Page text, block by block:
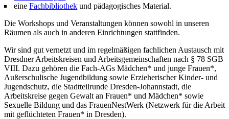
eineFachbibliothek und pädagogisches Material.
Die Workshops und Veranstaltungen können sowohl in unseren
Räumen als auch in anderen Einrichtungen stattfinden.
Wir sind gut vernetzt und im regelmäßigen fachlichen Austausch mit
Dresdner Arbeitskreisen und Arbeitsgemeinschaften nach § 78 SGB
VIII. Dazu gehören die Fach-AGs Mädchen* und junge Frauen*,
Außerschulische Jugendbildung sowie Erzieherischer Kinder- und
Jugendschutz, die Stadtteilrunde Dresden-Johannstadt, die
Arbeitskreise gegen Gewalt an Frauen* und Mädchen* sowie
Sexuelle Bildung und das FrauenNestWerk (Netzwerk für die Arbeit
mit geflüchteten Frauen* in Dresden).